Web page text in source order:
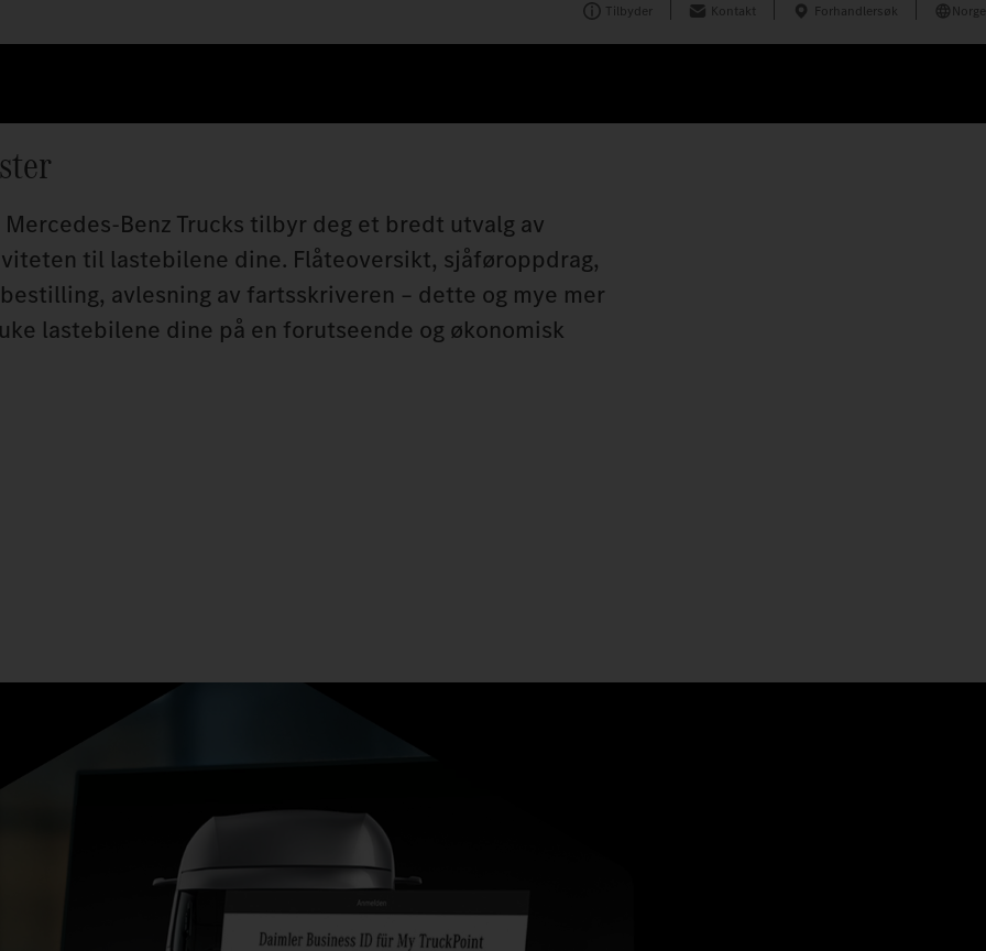
Tilbyder Kontakt Forhandlersøk Norge
Benz Trucks tilbyr deg et bredt utvalg av
til lastebilene dine. Flåteoversikt, sjåføroppdrag,
avlesning av fartsskriveren – dette og mye mer
lastebilene dine på en forutseende og økonomisk